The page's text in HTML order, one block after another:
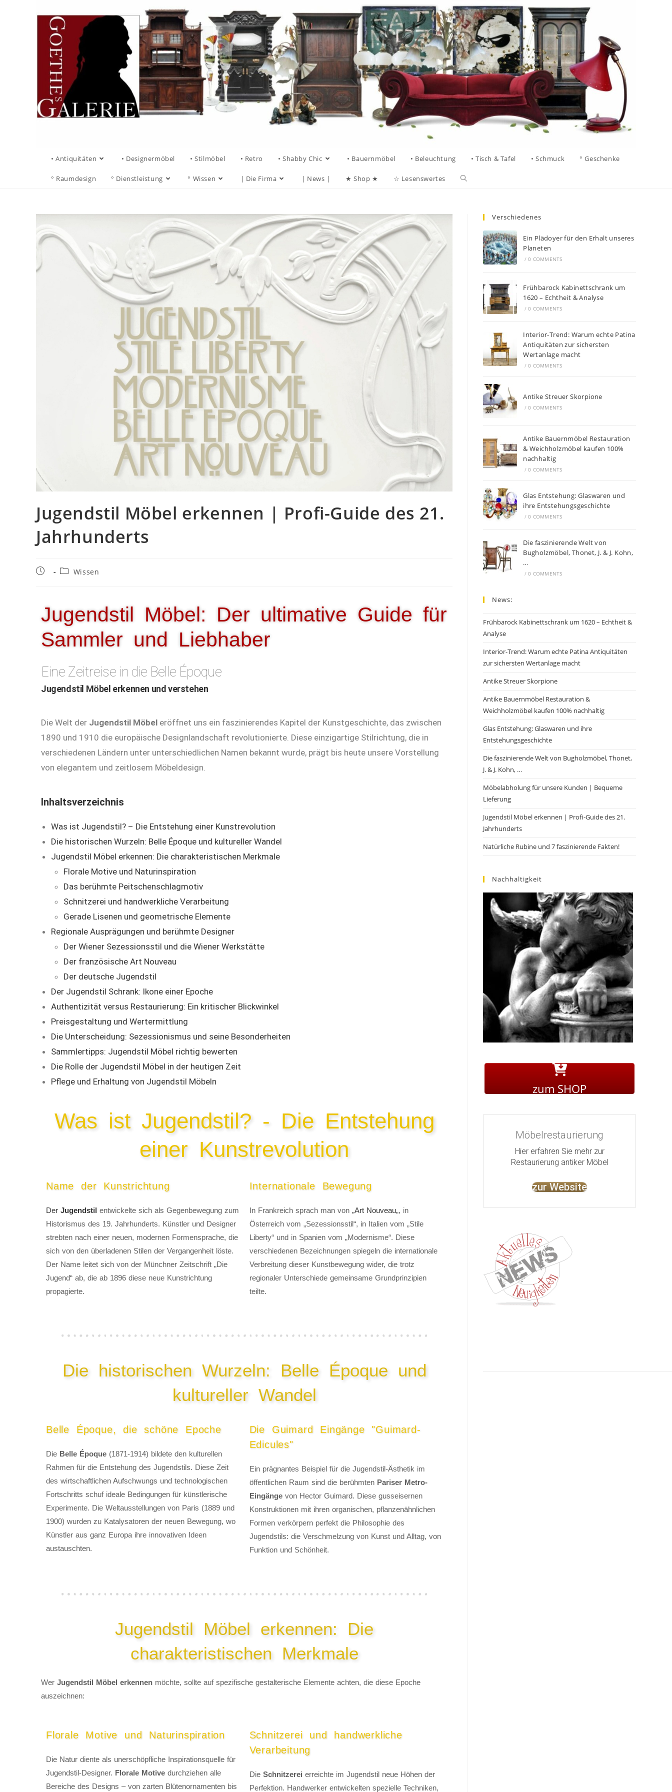
• Antiquitäten • Designermöbel • Stilmöbel • Retro • Shabby Chic • Bauernmöbel • Beleuchtung • Tisch & Tafel • Schmuck ° Geschenke
° Raumdesign ° Dienstleistung ° Wissen | Die Firma | News | ★ Shop ★ ☆ Lesenswertes
Jugendstil Möbel erkennen | Profi-Guide des 21.
Jahrhunderts
Wissen
Jugendstil Möbel: Der ultimative Guide für
Sammler und Liebhaber
Eine Zeitreise in die Belle Époque
Jugendstil Möbel erkennen und verstehen
Die Welt der Jugendstil Möbel eröffnet uns ein faszinierendes Kapitel der Kunstgeschichte, das zwischen
1890 und 1910 die europäische Designlandschaft revolutionierte. Diese einzigartige Stilrichtung, die in
verschiedenen Ländern unter unterschiedlichen Namen bekannt wurde, prägt bis heute unsere Vorstellung
von elegantem und zeitlosem Möbeldesign.
Inhaltsverzeichnis
Was ist Jugendstil? – Die Entstehung einer Kunstrevolution
Die historischen Wurzeln: Belle Époque und kultureller Wandel
Jugendstil Möbel erkennen: Die charakteristischen Merkmale
Florale Motive und Naturinspiration
Das berühmte Peitschenschlagmotiv
Schnitzerei und handwerkliche Verarbeitung
Gerade Lisenen und geometrische Elemente
Regionale Ausprägungen und berühmte Designer
Der Wiener Sezessionsstil und die Wiener Werkstätte
Der französische Art Nouveau
Der deutsche Jugendstil
Der Jugendstil Schrank: Ikone einer Epoche
Authentizität versus Restaurierung: Ein kritischer Blickwinkel
Preisgestaltung und Wertermittlung
Die Unterscheidung: Sezessionismus und seine Besonderheiten
Sammlertipps: Jugendstil Möbel richtig bewerten
Die Rolle der Jugendstil Möbel in der heutigen Zeit
Pflege und Erhaltung von Jugendstil Möbeln
Was ist Jugendstil? - Die Entstehung
einer Kunstrevolution
Name der Kunstrichtung
Der Jugendstil entwickelte sich als Gegenbewegung zum
Historismus des 19. Jahrhunderts. Künstler und Designer
strebten nach einer neuen, modernen Formensprache, die
sich von den überladenen Stilen der Vergangenheit löste.
Der Name leitet sich von der Münchner Zeitschrift „Die
Jugend“ ab, die ab 1896 diese neue Kunstrichtung
propagierte.
Internationale Bewegung
In Frankreich sprach man von „Art Nouveau„, in
Österreich vom „Sezessionsstil“, in Italien vom „Stile
Liberty“ und in Spanien vom „Modernisme“. Diese
verschiedenen Bezeichnungen spiegeln die internationale
Verbreitung dieser Kunstbewegung wider, die trotz
regionaler Unterschiede gemeinsame Grundprinzipien
teilte.
Die historischen Wurzeln: Belle Époque und
kultureller Wandel
Belle Époque, die schöne Epoche
Die Belle Époque (1871-1914) bildete den kulturellen
Rahmen für die Entstehung des Jugendstils. Diese Zeit
des wirtschaftlichen Aufschwungs und technologischen
Fortschritts schuf ideale Bedingungen für künstlerische
Experimente. Die Weltausstellungen von Paris (1889 und
1900) wurden zu Katalysatoren der neuen Bewegung, wo
Künstler aus ganz Europa ihre innovativen Ideen
austauschten.
Die Guimard Eingänge "Guimard-
Edicules"
Ein prägnantes Beispiel für die Jugendstil-Ästhetik im
öffentlichen Raum sind die berühmten Pariser Metro-
Eingängevon Hector Guimard. Diese gusseisernen
Konstruktionen mit ihren organischen, pflanzenähnlichen
Formen verkörpern perfekt die Philosophie des
Jugendstils: die Verschmelzung von Kunst und Alltag, von
Funktion und Schönheit.
Jugendstil Möbel erkennen: Die
charakteristischen Merkmale
Wer Jugendstil Möbel erkennen möchte, sollte auf spezifische gestalterische Elemente achten, die diese Epoche
auszeichnen:
Florale Motive und Naturinspiration
Die Natur diente als unerschöpfliche Inspirationsquelle für
Jugendstil-Designer. Florale Motive durchziehen alle
Bereiche des Designs – von zarten Blütenornamenten bis
Schnitzerei und handwerkliche
Verarbeitung
Die Schnitzerei erreichte im Jugendstil neue Höhen der
Perfektion. Handwerker entwickelten spezielle Techniken,
Verschiedenes
Ein Plädoyer für den Erhalt unseres
Planeten
/ 0 COMMENTS
Frühbarock Kabinettschrank um
1620 – Echtheit & Analyse
/ 0 COMMENTS
Interior-Trend: Warum echte Patina
Antiquitäten zur sichersten
Wertanlage macht
/ 0 COMMENTS
Antike Streuer Skorpione
/ 0 COMMENTS
Antike Bauernmöbel Restauration
& Weichholzmöbel kaufen 100%
nachhaltig
/ 0 COMMENTS
Glas Entstehung: Glaswaren und
ihre Entstehungsgeschichte
/ 0 COMMENTS
Die faszinierende Welt von
Bugholzmöbel, Thonet, J. & J. Kohn,
…
/ 0 COMMENTS
News:
Frühbarock Kabinettschrank um 1620 – Echtheit &
Analyse
Interior-Trend: Warum echte Patina Antiquitäten
zur sichersten Wertanlage macht
Antike Streuer Skorpione
Antike Bauernmöbel Restauration &
Weichholzmöbel kaufen 100% nachhaltig
Glas Entstehung: Glaswaren und ihre
Entstehungsgeschichte
Die faszinierende Welt von Bugholzmöbel, Thonet,
J. & J. Kohn, …
Möbelabholung für unsere Kunden | Bequeme
Lieferung
Jugendstil Möbel erkennen | Profi-Guide des 21.
Jahrhunderts
Natürliche Rubine und 7 faszinierende Fakten!
Nachhaltigkeit
zum SHOP
Möbelrestaurierung
Hier erfahren Sie mehr zur
Restaurierung antiker Möbel
zur Website